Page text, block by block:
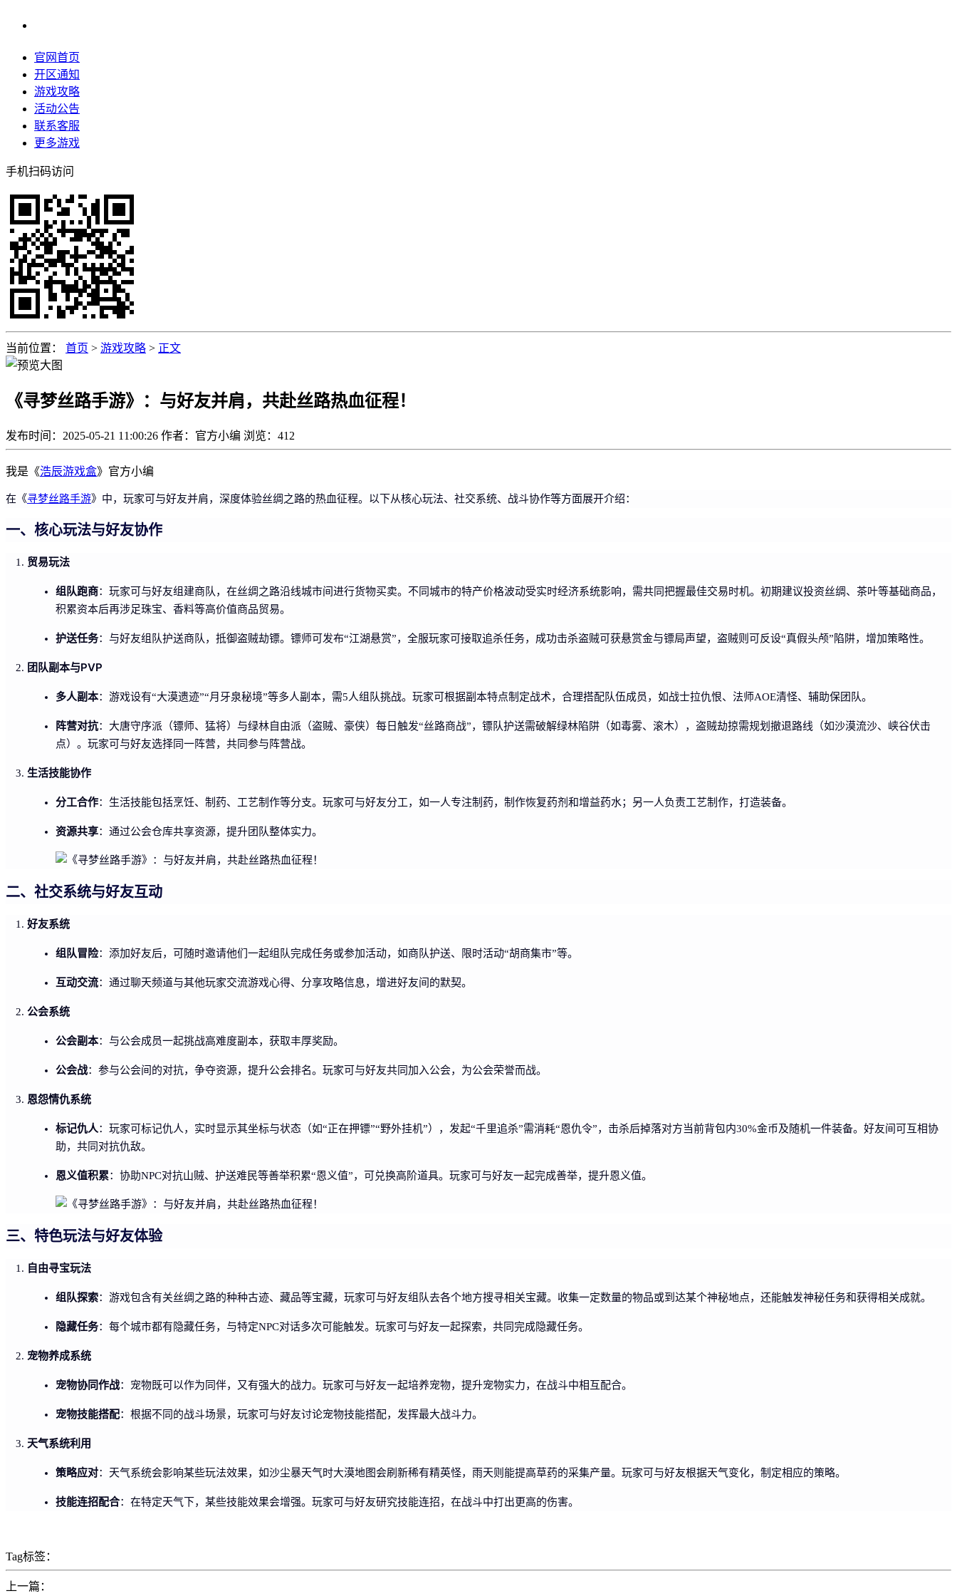
官网首页
开区通知
游戏攻略
活动公告
联系客服
更多游戏
手机扫码访问
当前位置： 首页 > 游戏攻略 > 正文
《寻梦丝路手游》：与好友并肩，共赴丝路热血征程！
发布时间：2025-05-21 11:00:26 作者：官方小编 浏览： 412
我是《浩辰游戏盒》官方小编
在《寻梦丝路手游》中，玩家可与好友并肩，深度体验丝绸之路的热血征程。以下从核心玩法、社交系统、战斗协作等方面展开介绍：
一、核心玩法与好友协作
贸易玩法
组队跑商：玩家可与好友组建商队，在丝绸之路沿线城市间进行货物买卖。不同城市的特产价格波动受实时经济系统影响，需共同把握最佳交易时机。初期建议投资丝绸、茶叶等基础商品，
积累资本后再涉足珠宝、香料等高价值商品贸易。
护送任务：与好友组队护送商队，抵御盗贼劫镖。镖师可发布“江湖悬赏”，全服玩家可接取追杀任务，成功击杀盗贼可获悬赏金与镖局声望，盗贼则可反设“真假头颅”陷阱，增加策略性。
团队副本与PVP
多人副本：游戏设有“大漠遗迹”“月牙泉秘境”等多人副本，需5人组队挑战。玩家可根据副本特点制定战术，合理搭配队伍成员，如战士拉仇恨、法师AOE清怪、辅助保团队。
阵营对抗：大唐守序派（镖师、猛将）与绿林自由派（盗贼、豪侠）每日触发“丝路商战”，镖队护送需破解绿林陷阱（如毒雾、滚木），盗贼劫掠需规划撤退路线（如沙漠流沙、峡谷伏击
点）。玩家可与好友选择同一阵营，共同参与阵营战。
生活技能协作
分工合作：生活技能包括烹饪、制药、工艺制作等分支。玩家可与好友分工，如一人专注制药，制作恢复药剂和增益药水；另一人负责工艺制作，打造装备。
资源共享：通过公会仓库共享资源，提升团队整体实力。
二、社交系统与好友互动
好友系统
组队冒险：添加好友后，可随时邀请他们一起组队完成任务或参加活动，如商队护送、限时活动“胡商集市”等。
互动交流：通过聊天频道与其他玩家交流游戏心得、分享攻略信息，增进好友间的默契。
公会系统
公会副本：与公会成员一起挑战高难度副本，获取丰厚奖励。
公会战：参与公会间的对抗，争夺资源，提升公会排名。玩家可与好友共同加入公会，为公会荣誉而战。
恩怨情仇系统
标记仇人：玩家可标记仇人，实时显示其坐标与状态（如“正在押镖”“野外挂机”），发起“千里追杀”需消耗“恩仇令”，击杀后掉落对方当前背包内30%金币及随机一件装备。好友间可互相协
助，共同对抗仇敌。
恩义值积累：协助NPC对抗山贼、护送难民等善举积累“恩义值”，可兑换高阶道具。玩家可与好友一起完成善举，提升恩义值。
三、特色玩法与好友体验
自由寻宝玩法
组队探索：游戏包含有关丝绸之路的种种古迹、藏品等宝藏，玩家可与好友组队去各个地方搜寻相关宝藏。收集一定数量的物品或到达某个神秘地点，还能触发神秘任务和获得相关成就。
隐藏任务：每个城市都有隐藏任务，与特定NPC对话多次可能触发。玩家可与好友一起探索，共同完成隐藏任务。
宠物养成系统
宠物协同作战：宠物既可以作为同伴，又有强大的战力。玩家可与好友一起培养宠物，提升宠物实力，在战斗中相互配合。
宠物技能搭配：根据不同的战斗场景，玩家可与好友讨论宠物技能搭配，发挥最大战斗力。
天气系统利用
策略应对：天气系统会影响某些玩法效果，如沙尘暴天气时大漠地图会刷新稀有精英怪，雨天则能提高草药的采集产量。玩家可与好友根据天气变化，制定相应的策略。
技能连招配合：在特定天气下，某些技能效果会增强。玩家可与好友研究技能连招，在战斗中打出更高的伤害。
Tag标签：
上一篇：